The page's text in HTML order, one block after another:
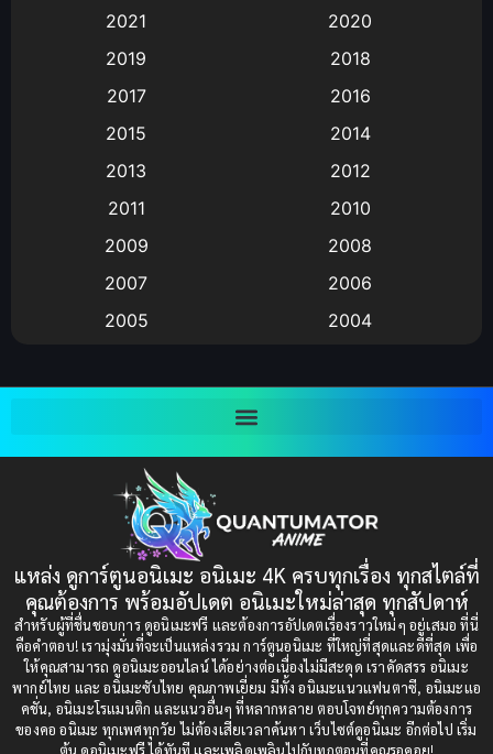
Animation อนิเมะ
Animation แอนิเมชัน
(9)
Big tits (นมใหญ่)
Bitch (ผู้หญิงร่าน)
Bondage (ทาส)(1)
(1)
Censored (เซ็นเซอร์)(19)
Comedy (ตลก)(235)
Comedy (ตลก)(85)
Comic Book การ์ตูน(1)
2021
2020
2019
2018
2017
2016
2015
2014
2013
2012
2011
2010
2009
2008
2007
2006
2005
2004
1997
1993
1991
1989
1988
1987
1985
1984
1983
1982
1981
1980
1979
แหล่ง ดูการ์ตูนอนิเมะ อนิเมะ 4K ครบทุกเรื่อง ทุกสไตล์ที่
คุณต้องการ พร้อมอัปเดต อนิเมะใหม่ล่าสุด ทุกสัปดาห์
สำหรับผู้ที่ชื่นชอบการ ดูอนิเมะฟรี และต้องการอัปเดตเรื่องราวใหม่ๆ อยู่เสมอ ที่นี่
คือคำตอบ! เรามุ่งมั่นที่จะเป็นแหล่งรวม การ์ตูนอนิเมะ ที่ใหญ่ที่สุดและดีที่สุด เพื่อ
ให้คุณสามารถ ดูอนิเมะออนไลน์ ได้อย่างต่อเนื่องไม่มีสะดุด เราคัดสรร อนิเมะ
พากย์ไทย และ อนิเมะซับไทย คุณภาพเยี่ยม มีทั้ง อนิเมะแนวแฟนตาซี, อนิเมะแอ
คชั่น, อนิเมะโรแมนติก และแนวอื่นๆ ที่หลากหลาย ตอบโจทย์ทุกความต้องการ
ของคอ อนิเมะ ทุกเพศทุกวัย ไม่ต้องเสียเวลาค้นหา เว็บไซต์ดูอนิเมะ อีกต่อไป เริ่ม
ต้น ดูอนิเมะฟรี ได้ทันที และเพลิดเพลินไปกับทุกตอนที่คุณรอคอย!